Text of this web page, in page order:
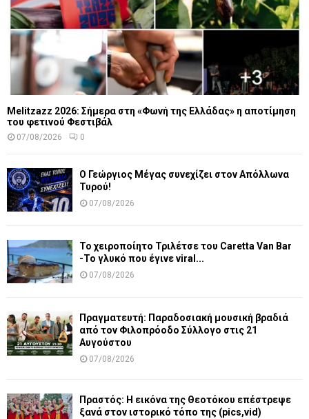
Melitzazz 2026: Σήμερα στη «Φωνή της Ελλάδας» η αποτίμηση
του φετινού Φεστιβάλ
07/08/2026 0
Ο Γεώργιος Μέγας συνεχίζει στον Απόλλωνα
Τυρού!
07/08/2026
Το χειροποίητο Τριλέτσε του Caretta Van Bar
-Το γλυκό που έγινε viral...
07/08/2026
Πραγματευτή: Παραδοσιακή μουσική βραδιά
από τον Φιλοπρόοδο Σύλλογο στις 21
Αυγούστου
07/08/2026
Πραστός: Η εικόνα της Θεοτόκου επέστρεψε
ξανά στον ιστορικό τόπο της (pics,vid)